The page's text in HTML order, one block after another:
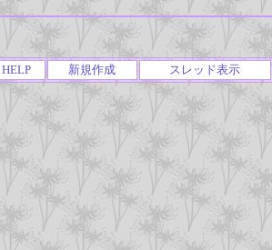
HELP 新規作成 スレッド表示